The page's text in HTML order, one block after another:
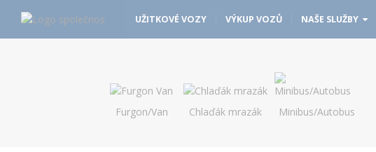
UŽITKOVÉ VOZY VÝKUP VOZŮ NAŠE SLUŽBY
Furgon/Van Chlaďák mrazák Minibus/Autobus